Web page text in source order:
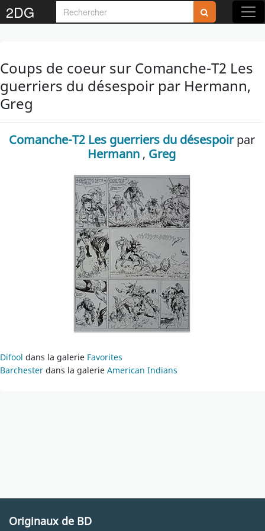
2DG
Coups de coeur sur Comanche-T2 Les
guerriers du désespoir par Hermann,
Greg
Comanche-T2 Les guerriers du désespoirpar
Hermann , Greg
Difool dans la galerie Favorites
Barchester dans la galerie American Indians
Originaux de BD